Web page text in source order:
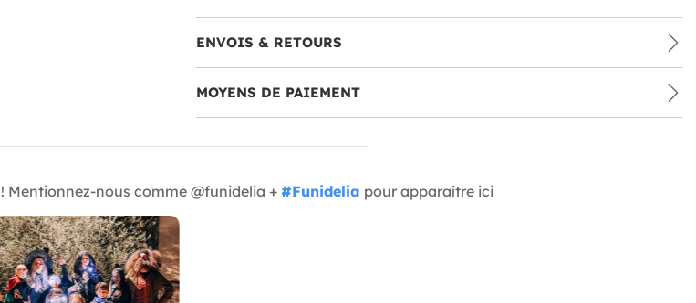
ENVOIS & RETOURS
MOYENS DE PAIEMENT
! Mentionnez-nous comme @funidelia + #Funidelia pour apparaître ici